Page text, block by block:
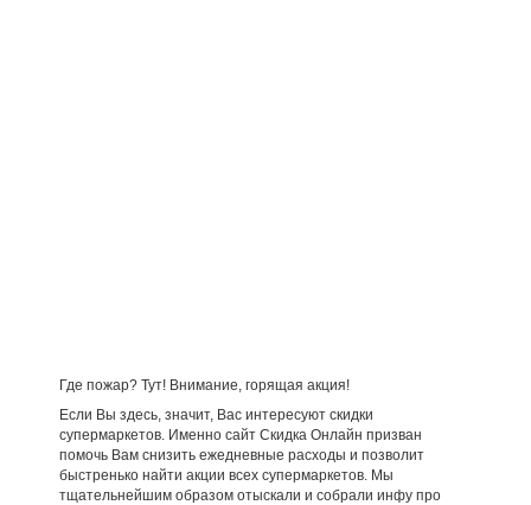
Где пожар? Тут! Внимание, горящая акция!
Если Вы здесь, значит, Вас интересуют скидки
супермаркетов. Именно сайт Скидка Онлайн призван
помочь Вам снизить ежедневные расходы и позволит
быстренько найти акции всех супермаркетов. Мы
тщательнейшим образом отыскали и собрали инфу про